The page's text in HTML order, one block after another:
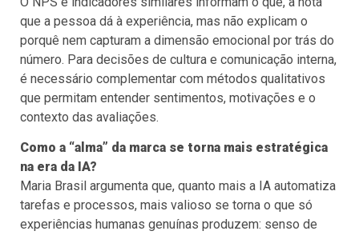
que a pessoa dá à experiência, mas não explicam o
porquê nem capturam a dimensão emocional por trás do
número. Para decisões de cultura e comunicação interna,
é necessário complementar com métodos qualitativos
que permitam entender sentimentos, motivações e o
contexto das avaliações.
Como a “alma” da marca se torna mais estratégica
na era da IA?
Maria Brasil argumenta que, quanto mais a IA automatiza
tarefas e processos, mais valioso se torna o que só
experiências humanas genuínas produzem: senso de